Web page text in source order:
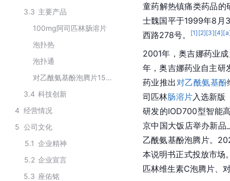
3.3 主要产品
100mg阿司匹林肠溶片
泡扑热
泡扑通
对乙酰氨基酚泡腾片15片
3.4 科技创新
4 经营情况
5 公司文化
5.1 企业精神
5.2 企业宣言
5.3 座佑铭
童药解热镇痛类药品的
士魏国平于1999年8月
西路278号。
[1] [2][3][4]
2001年，奥吉娜药业
年，奥吉娜药业自主研
药业推出 对乙酰氨基酚
司匹林肠溶片入选新版
研发的IOD700型智能
京中国大饭店举办新
乙酰氨基酚泡腾片。
本说明书正式投放市场
匹林维生素C泡腾片、